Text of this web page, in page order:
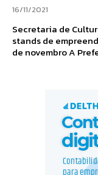
16/11/2021
Secretaria de
stands de
de